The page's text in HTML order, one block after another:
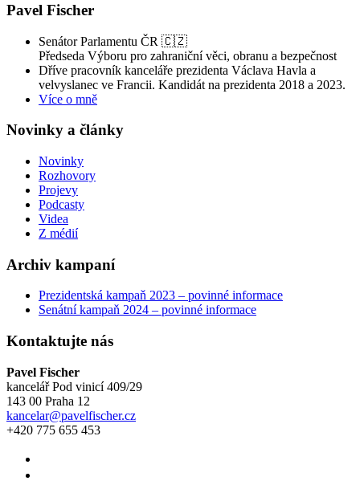
Pavel Fischer
Senátor Parlamentu ČR 🇨🇿
Předseda Výboru pro zahraniční věci, obranu a bezpečnost
Dříve pracovník kanceláře prezidenta Václava Havla a
velvyslanec ve Francii. Kandidát na prezidenta 2018 a 2023.
Více o mně
Novinky a články
Novinky
Rozhovory
Projevy
Podcasty
Videa
Z médií
Archiv kampaní
Prezidentská kampaň 2023 – povinné informace
Senátní kampaň 2024 – povinné informace
Kontaktujte nás
Pavel Fischer
kancelář Pod vinicí 409/29
143 00 Praha 12
kancelar@pavelfischer.cz
+420 775 655 453